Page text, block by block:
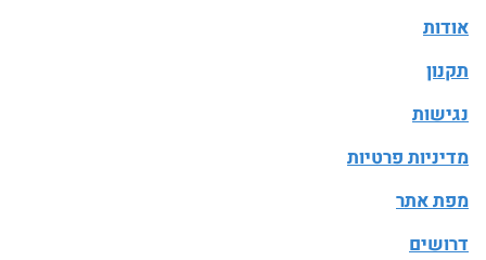
אודות
תקנון
נגישות
מדיניות פרטיות
מפת אתר
דרושים